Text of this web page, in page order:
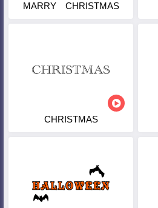
MARRY CHRISTMAS
CHRISTMAS